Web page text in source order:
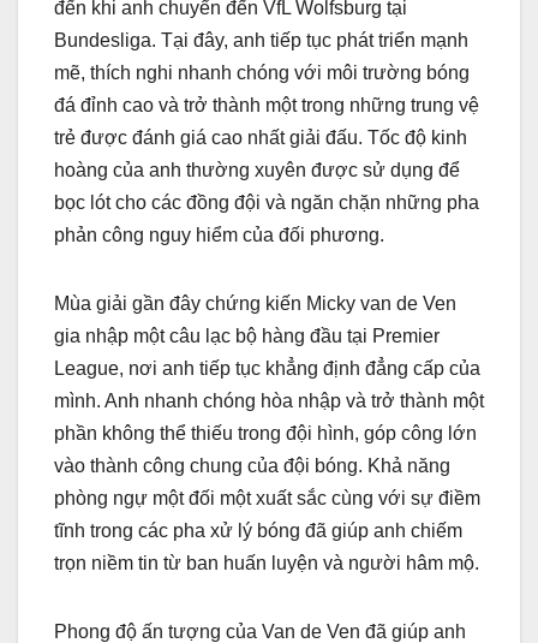
đến khi anh chuyển đến VfL Wolfsburg tại
Bundesliga. Tại đây, anh tiếp tục phát triển mạnh
mẽ, thích nghi nhanh chóng với môi trường bóng
đá đỉnh cao và trở thành một trong những trung vệ
trẻ được đánh giá cao nhất giải đấu. Tốc độ kinh
hoàng của anh thường xuyên được sử dụng để
bọc lót cho các đồng đội và ngăn chặn những pha
phản công nguy hiểm của đối phương.
Mùa giải gần đây chứng kiến Micky van de Ven
gia nhập một câu lạc bộ hàng đầu tại Premier
League, nơi anh tiếp tục khẳng định đẳng cấp của
mình. Anh nhanh chóng hòa nhập và trở thành một
phần không thể thiếu trong đội hình, góp công lớn
vào thành công chung của đội bóng. Khả năng
phòng ngự một đối một xuất sắc cùng với sự điềm
tĩnh trong các pha xử lý bóng đã giúp anh chiếm
trọn niềm tin từ ban huấn luyện và người hâm mộ.
Phong độ ấn tượng của Van de Ven đã giúp anh